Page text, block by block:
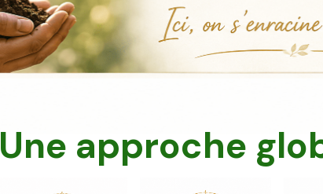
Une approche